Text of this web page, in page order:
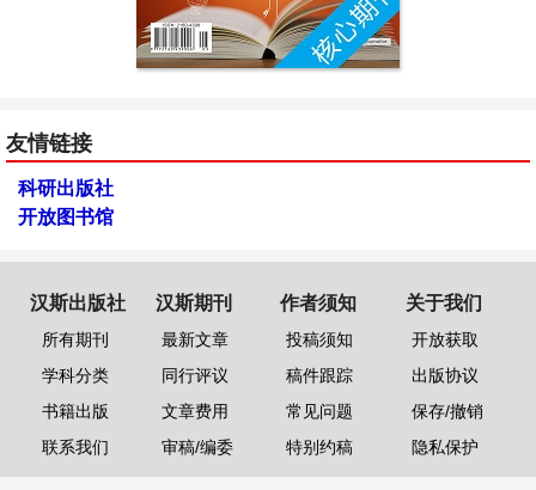
友情链接
科研出版社
开放图书馆
汉斯出版社
所有期刊
学科分类
书籍出版
联系我们
汉斯期刊
最新文章
同行评议
文章费用
审稿/编委
作者须知
投稿须知
稿件跟踪
常见问题
特别约稿
关于我们
开放获取
出版协议
保存/撤销
隐私保护